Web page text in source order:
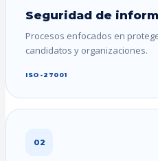
Seguridad de
Procesos enfocados en
candidatos y organizaciones.
ISO-27001
02